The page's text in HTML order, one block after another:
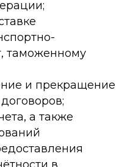
таможенному
и прекращение
а также